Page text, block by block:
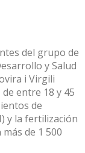
del grupo de
y Salud
i Virgili
entre 18 y 45
de
y la fertilización
de 1 500